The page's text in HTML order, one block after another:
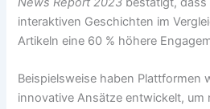
interaktiven Geschichten im
Artikeln eine 60 % höhere
Beispielsweise haben Plattformen
innovative Ansätze entwickelt, um